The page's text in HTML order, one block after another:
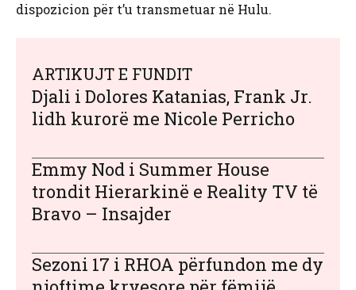
dispozicion për t’u transmetuar në Hulu.
ARTIKUJT E FUNDIT
Djali i Dolores Katanias, Frank Jr.
lidh kurorë me Nicole Perricho
Emmy Nod i Summer House
trondit Hierarkinë e Reality TV të
Bravo – Insajder
Sezoni 17 i RHOA përfundon me dy